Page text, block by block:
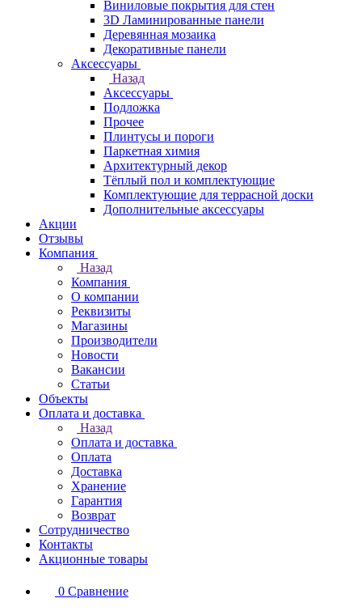
Виниловые покрытия для стен
3D Ламинированные панели
Деревянная мозаика
Декоративные панели
Аксессуары
Назад
Аксессуары
Подложка
Прочее
Плинтусы и пороги
Паркетная химия
Архитектурный декор
Тёплый пол и комплектующие
Комплектующие для террасной доски
Дополнительные аксессуары
Акции
Отзывы
Компания
Назад
Компания
О компании
Реквизиты
Магазины
Производители
Новости
Вакансии
Статьи
Объекты
Оплата и доставка
Назад
Оплата и доставка
Оплата
Доставка
Хранение
Гарантия
Возврат
Сотрудничество
Контакты
Акционные товары
0 Сравнение